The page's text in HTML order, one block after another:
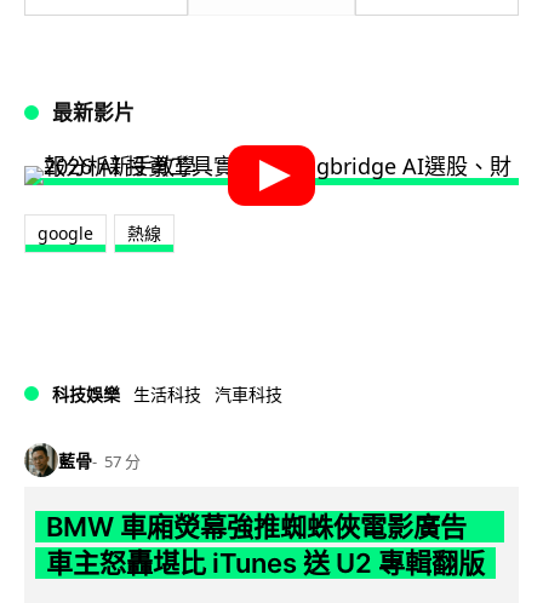
最新影片
google 熱線
科技娛樂 生活科技 汽車科技
藍骨 57 分
BMW 車廂熒幕強推蜘蛛俠電影廣告
車主怒轟堪比 iTunes 送 U2 專輯翻版